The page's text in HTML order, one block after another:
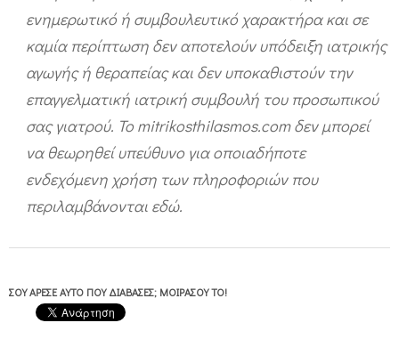
ενημερωτικό ή συμβουλευτικό χαρακτήρα και σε
καμία περίπτωση δεν αποτελούν υπόδειξη ιατρικής
αγωγής ή θεραπείας και δεν υποκαθιστούν την
επαγγελματική ιατρική συμβουλή του προσωπικού
σας γιατρού. Το mitrikosthilasmos.com δεν μπορεί
να θεωρηθεί υπεύθυνο για οποιαδήποτε
ενδεχόμενη χρήση των πληροφοριών που
περιλαμβάνονται εδώ.
ΣΟΥ ΆΡΕΣΕ ΑΥΤΌ ΠΟΥ ΔΙΆΒΑΣΕΣ; ΜΟΙΡΆΣΟΥ ΤΟ!